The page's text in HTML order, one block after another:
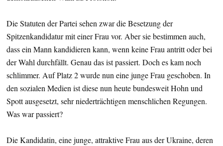
Die Statuten der Partei sehen zwar die Besetzung der
Spitzenkandidatur mit einer Frau vor. Aber sie bestimmen auch,
dass ein Mann kandidieren kann, wenn keine Frau antritt oder bei
der Wahl durchfällt. Genau das ist passiert. Doch es kam noch
schlimmer. Auf Platz 2 wurde nun eine junge Frau geschoben. In
den sozialen Medien ist diese nun heute bundesweit Hohn und
Spott ausgesetzt, sehr niederträchtigen menschlichen Regungen.
Was war passiert?
Die Kandidatin, eine junge, attraktive Frau aus der Ukraine, deren